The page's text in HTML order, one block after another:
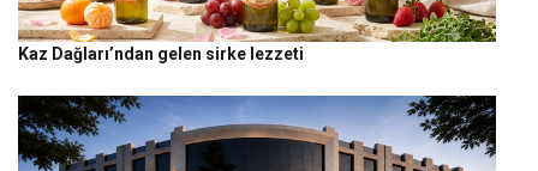
Kaz Dağları’ndan gelen sirke lezzeti